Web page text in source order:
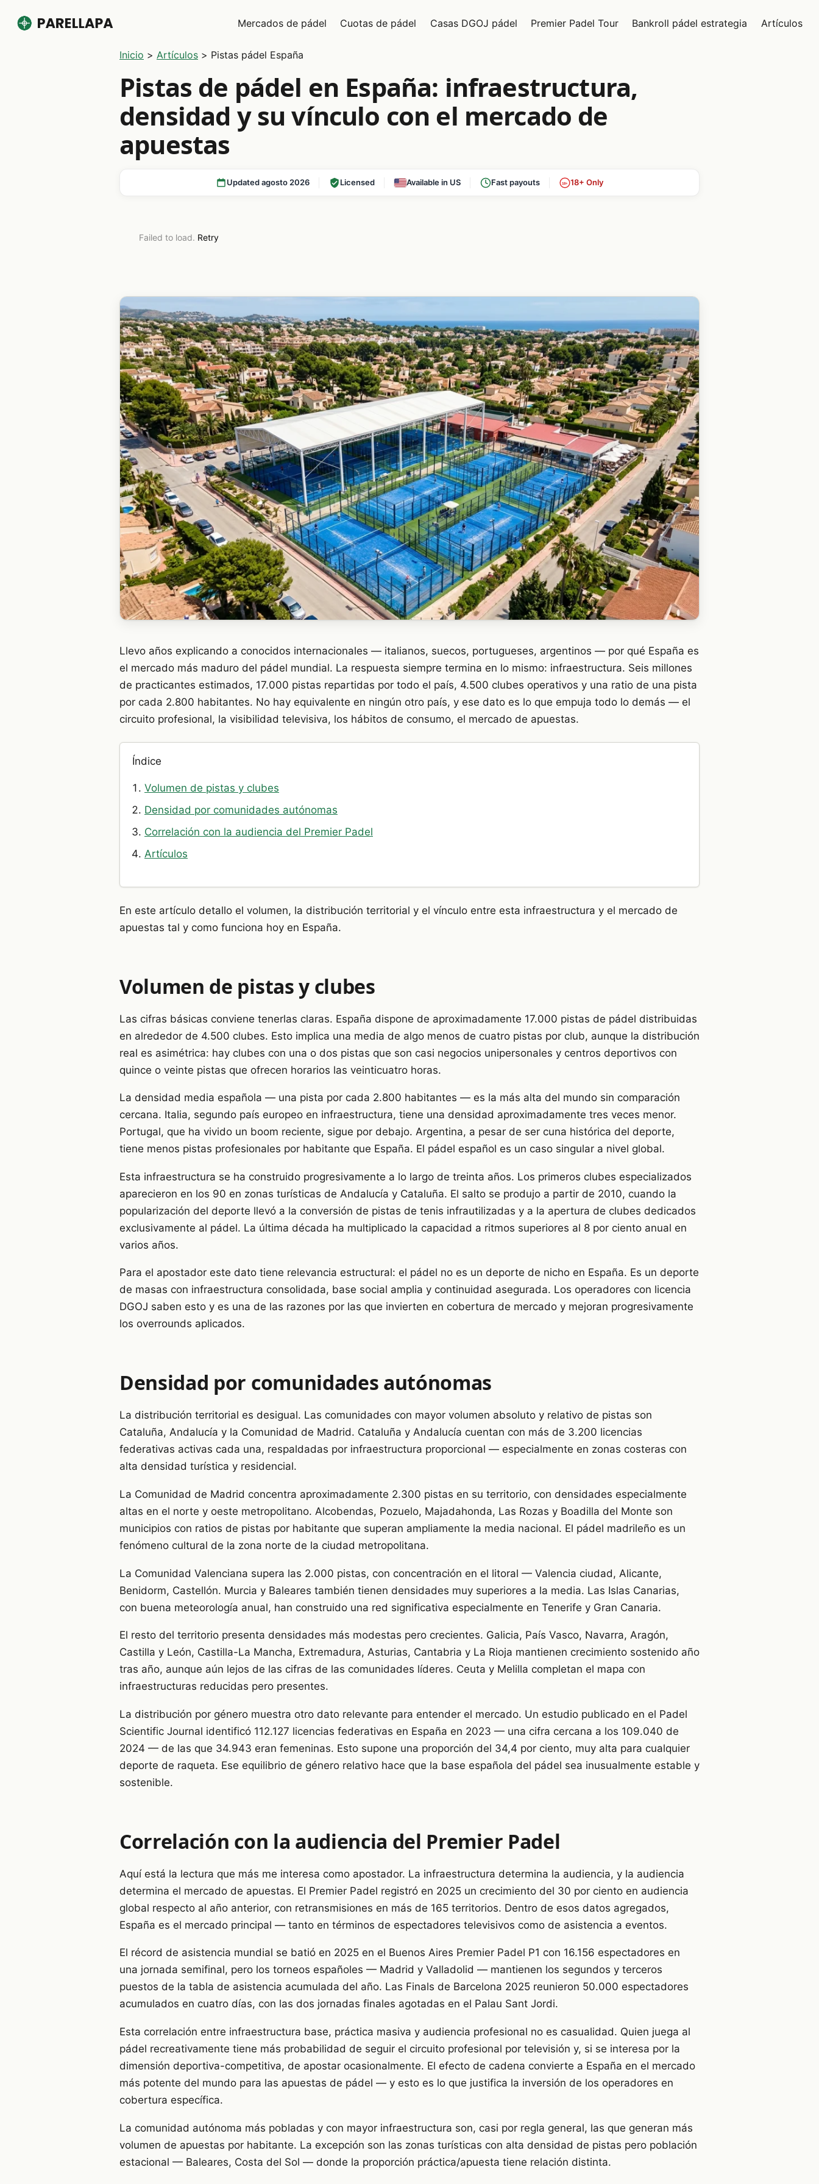
Mercados de pádel Cuotas de pádel Casas DGOJ pádel Premier Padel Tour Bankroll pádel estrategia Artículos
Inicio > Artículos > Pistas pádel España
Pistas de pádel en España: infraestructura,
densidad y su vínculo con el mercado de
apuestas
Updated agosto 2026 Licensed Available in US Fast payouts 18+ 18+ Only
Failed to load. Retry
Llevo años explicando a conocidos internacionales — italianos, suecos, portugueses, argentinos — por qué España es
el mercado más maduro del pádel mundial. La respuesta siempre termina en lo mismo: infraestructura. Seis millones
de practicantes estimados, 17.000 pistas repartidas por todo el país, 4.500 clubes operativos y una ratio de una pista
por cada 2.800 habitantes. No hay equivalente en ningún otro país, y ese dato es lo que empuja todo lo demás — el
circuito profesional, la visibilidad televisiva, los hábitos de consumo, el mercado de apuestas.
Índice
Volumen de pistas y clubes
Densidad por comunidades autónomas
Correlación con la audiencia del Premier Padel
Artículos
En este artículo detallo el volumen, la distribución territorial y el vínculo entre esta infraestructura y el mercado de
apuestas tal y como funciona hoy en España.
Volumen de pistas y clubes
Las cifras básicas conviene tenerlas claras. España dispone de aproximadamente 17.000 pistas de pádel distribuidas
en alrededor de 4.500 clubes. Esto implica una media de algo menos de cuatro pistas por club, aunque la distribución
real es asimétrica: hay clubes con una o dos pistas que son casi negocios unipersonales y centros deportivos con
quince o veinte pistas que ofrecen horarios las veinticuatro horas.
La densidad media española — una pista por cada 2.800 habitantes — es la más alta del mundo sin comparación
cercana. Italia, segundo país europeo en infraestructura, tiene una densidad aproximadamente tres veces menor.
Portugal, que ha vivido un boom reciente, sigue por debajo. Argentina, a pesar de ser cuna histórica del deporte,
tiene menos pistas profesionales por habitante que España. El pádel español es un caso singular a nivel global.
Esta infraestructura se ha construido progresivamente a lo largo de treinta años. Los primeros clubes especializados
aparecieron en los 90 en zonas turísticas de Andalucía y Cataluña. El salto se produjo a partir de 2010, cuando la
popularización del deporte llevó a la conversión de pistas de tenis infrautilizadas y a la apertura de clubes dedicados
exclusivamente al pádel. La última década ha multiplicado la capacidad a ritmos superiores al 8 por ciento anual en
varios años.
Para el apostador este dato tiene relevancia estructural: el pádel no es un deporte de nicho en España. Es un deporte
de masas con infraestructura consolidada, base social amplia y continuidad asegurada. Los operadores con licencia
DGOJ saben esto y es una de las razones por las que invierten en cobertura de mercado y mejoran progresivamente
los overrounds aplicados.
Densidad por comunidades autónomas
La distribución territorial es desigual. Las comunidades con mayor volumen absoluto y relativo de pistas son
Cataluña, Andalucía y la Comunidad de Madrid. Cataluña y Andalucía cuentan con más de 3.200 licencias
federativas activas cada una, respaldadas por infraestructura proporcional — especialmente en zonas costeras con
alta densidad turística y residencial.
La Comunidad de Madrid concentra aproximadamente 2.300 pistas en su territorio, con densidades especialmente
altas en el norte y oeste metropolitano. Alcobendas, Pozuelo, Majadahonda, Las Rozas y Boadilla del Monte son
municipios con ratios de pistas por habitante que superan ampliamente la media nacional. El pádel madrileño es un
fenómeno cultural de la zona norte de la ciudad metropolitana.
La Comunidad Valenciana supera las 2.000 pistas, con concentración en el litoral — Valencia ciudad, Alicante,
Benidorm, Castellón. Murcia y Baleares también tienen densidades muy superiores a la media. Las Islas Canarias,
con buena meteorología anual, han construido una red significativa especialmente en Tenerife y Gran Canaria.
El resto del territorio presenta densidades más modestas pero crecientes. Galicia, País Vasco, Navarra, Aragón,
Castilla y León, Castilla-La Mancha, Extremadura, Asturias, Cantabria y La Rioja mantienen crecimiento sostenido año
tras año, aunque aún lejos de las cifras de las comunidades líderes. Ceuta y Melilla completan el mapa con
infraestructuras reducidas pero presentes.
La distribución por género muestra otro dato relevante para entender el mercado. Un estudio publicado en el Padel
Scientific Journal identificó 112.127 licencias federativas en España en 2023 — una cifra cercana a los 109.040 de
2024 — de las que 34.943 eran femeninas. Esto supone una proporción del 34,4 por ciento, muy alta para cualquier
deporte de raqueta. Ese equilibrio de género relativo hace que la base española del pádel sea inusualmente estable y
sostenible.
Correlación con la audiencia del Premier Padel
Aquí está la lectura que más me interesa como apostador. La infraestructura determina la audiencia, y la audiencia
determina el mercado de apuestas. El Premier Padel registró en 2025 un crecimiento del 30 por ciento en audiencia
global respecto al año anterior, con retransmisiones en más de 165 territorios. Dentro de esos datos agregados,
España es el mercado principal — tanto en términos de espectadores televisivos como de asistencia a eventos.
El récord de asistencia mundial se batió en 2025 en el Buenos Aires Premier Padel P1 con 16.156 espectadores en
una jornada semifinal, pero los torneos españoles — Madrid y Valladolid — mantienen los segundos y terceros
puestos de la tabla de asistencia acumulada del año. Las Finals de Barcelona 2025 reunieron 50.000 espectadores
acumulados en cuatro días, con las dos jornadas finales agotadas en el Palau Sant Jordi.
Esta correlación entre infraestructura base, práctica masiva y audiencia profesional no es casualidad. Quien juega al
pádel recreativamente tiene más probabilidad de seguir el circuito profesional por televisión y, si se interesa por la
dimensión deportiva-competitiva, de apostar ocasionalmente. El efecto de cadena convierte a España en el mercado
más potente del mundo para las apuestas de pádel — y esto es lo que justifica la inversión de los operadores en
cobertura específica.
La comunidad autónoma más pobladas y con mayor infraestructura son, casi por regla general, las que generan más
volumen de apuestas por habitante. La excepción son las zonas turísticas con alta densidad de pistas pero población
estacional — Baleares, Costa del Sol — donde la proporción práctica/apuesta tiene relación distinta.